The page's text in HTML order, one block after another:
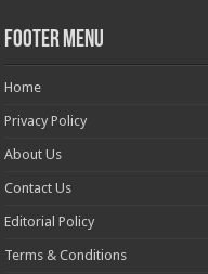
Footer Menu
Home
Privacy Policy
About Us
Contact Us
Editorial Policy
Terms & Conditions